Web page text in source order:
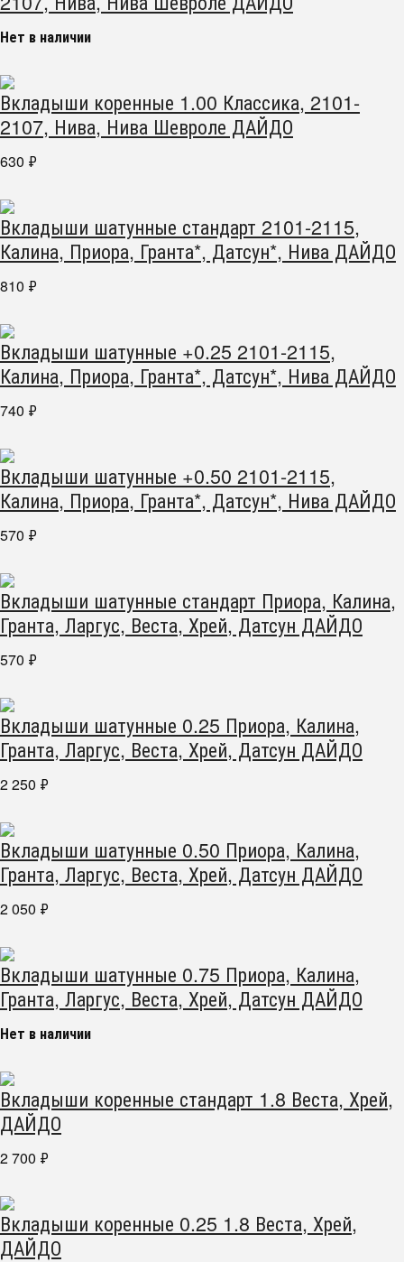
Нет в наличии
Вкладыши коренные 1.00 Классика, 2101-
2107, Нива, Нива Шевроле ДАЙДО
630 ₽
Вкладыши шатунные стандарт 2101-2115,
Калина, Приора, Гранта*, Датсун*, Нива ДАЙДО
810 ₽
Вкладыши шатунные +0.25 2101-2115,
Калина, Приора, Гранта*, Датсун*, Нива ДАЙДО
740 ₽
Вкладыши шатунные +0.50 2101-2115,
Калина, Приора, Гранта*, Датсун*, Нива ДАЙДО
570 ₽
Вкладыши шатунные стандарт Приора, Калина,
Гранта, Ларгус, Веста, Хрей, Датсун ДАЙДО
570 ₽
Вкладыши шатунные 0.25 Приора, Калина,
Гранта, Ларгус, Веста, Хрей, Датсун ДАЙДО
2 250 ₽
Вкладыши шатунные 0.50 Приора, Калина,
Гранта, Ларгус, Веста, Хрей, Датсун ДАЙДО
2 050 ₽
Вкладыши шатунные 0.75 Приора, Калина,
Гранта, Ларгус, Веста, Хрей, Датсун ДАЙДО
Нет в наличии
Вкладыши коренные стандарт 1.8 Веста, Хрей,
ДАЙДО
2 700 ₽
Вкладыши коренные 0.25 1.8 Веста, Хрей,
ДАЙДО